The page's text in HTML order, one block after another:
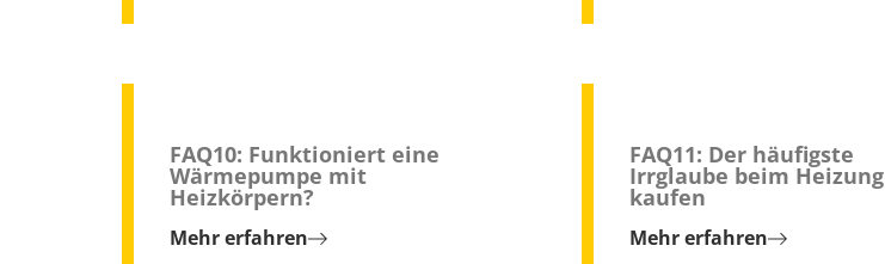
FAQ10: Funktioniert eine
Wärmepumpe mit
Heizkörpern?
Mehr erfahren
FAQ11: Der häufigste
Irrglaube beim Heizung
kaufen
Mehr erfahren